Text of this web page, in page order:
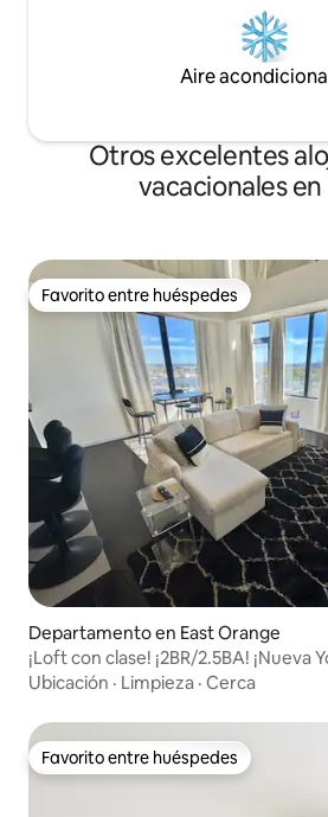
Aire
Otros excelentes
vacacionales en
Favorito entre huéspedes
Favorito entre huéspedes
Departamento en East Orange
¡Loft con clase! ¡2BR/2.5BA! ¡Nueva
minutos de NYC
Ubicación · Limpieza · Cerca
Favorito entre huéspedes
Favorito entre huéspedes